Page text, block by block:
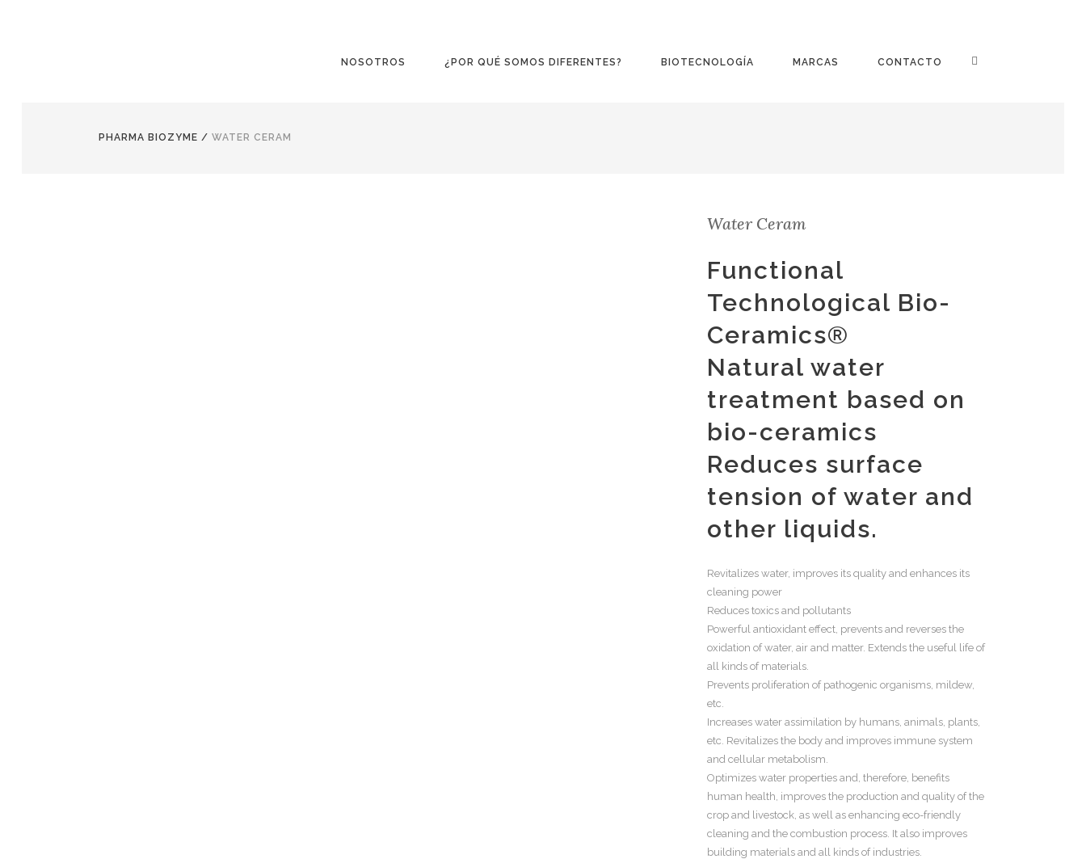
NOSOTROS ¿POR QUÉ SOMOS DIFERENTES? BIOTECNOLOGÍA MARCAS CONTACTO
PHARMA BIOZYME / WATER CERAM
Water Ceram
Functional
Technological Bio-
Ceramics®
Natural water
treatment based on
bio-ceramics
Reduces surface
tension of water and
other liquids.
Revitalizes water, improves its quality and enhances its
cleaning power
Reduces toxics and pollutants
Powerful antioxidant effect, prevents and reverses the
oxidation of water, air and matter. Extends the useful life of
all kinds of materials.
Prevents proliferation of pathogenic organisms, mildew,
etc.
Increases water assimilation by humans, animals, plants,
etc. Revitalizes the body and improves immune system
and cellular metabolism.
Optimizes water properties and, therefore, benefits
human health, improves the production and quality of the
crop and livestock, as well as enhancing eco-friendly
cleaning and the combustion process. It also improves
building materials and all kinds of industries.